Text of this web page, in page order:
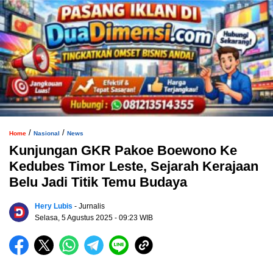
Home / Nasional / News
Kunjungan GKR Pakoe Boewono Ke
Kedubes Timor Leste, Sejarah Kerajaan
Belu Jadi Titik Temu Budaya
Hery Lubis - Jurnalis
Selasa, 5 Agustus 2025 - 09:23 WIB